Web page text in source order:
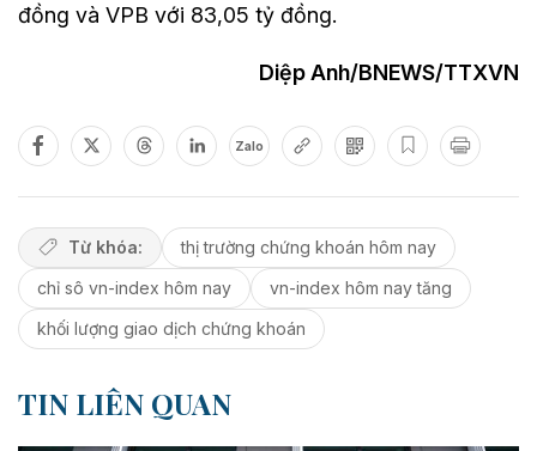
đồng và VPB với 83,05 tỷ đồng.
Diệp Anh/BNEWS/TTXVN
Zalo
Từ khóa:
thị trường chứng khoán hôm nay
chỉ sô vn-index hôm nay
vn-index hôm nay tăng
khối lượng giao dịch chứng khoán
TIN LIÊN QUAN